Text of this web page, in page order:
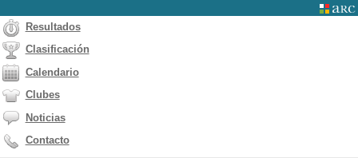
Resultados
Clasificación
Calendario
Clubes
Noticias
Contacto